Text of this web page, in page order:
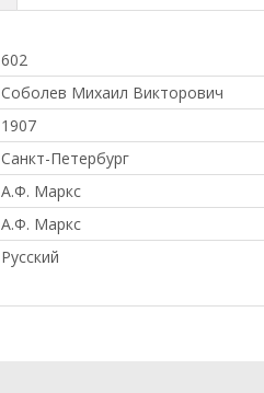
602
Соболев Михаил Викторович
1907
Санкт-Петербург
А.Ф. Маркс
А.Ф. Маркс
Русский